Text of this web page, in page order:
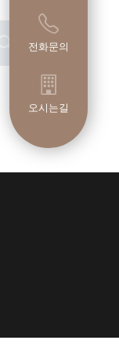
전화문의
오시는길